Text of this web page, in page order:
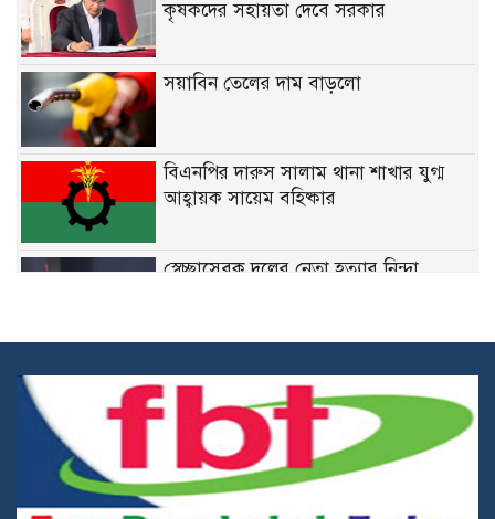
কৃষকদের সহায়তা দেবে সরকার
সয়াবিন তেলের দাম বাড়লো
বিএনপির দারুস সালাম থানা শাখার যুগ্ম
আহ্বায়ক সায়েম বহিষ্কার
স্বেচ্ছাসেবক দলের নেতা হত্যার নিন্দা
নির্দিষ্ট ফেডারেল চাকরিতে ডিগ্রির
বাধ্যবাধকতা তুলে দিতে চান কমলা
কারিগরি শিক্ষার্থীদের উপবৃত্তির জন্য ব্লকড
অ্যাকাউন্ট সংশোধনের নির্দেশনা